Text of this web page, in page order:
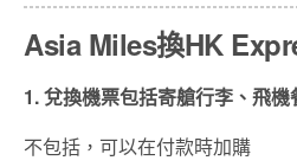
Asia Miles換HK
1. 兌換機票包括寄艙行李、飛機
不包括，可以在付款時加購